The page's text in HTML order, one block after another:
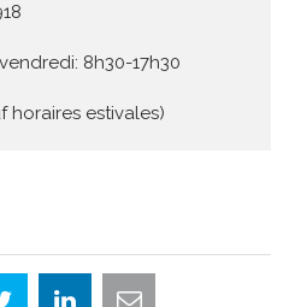
8h30-17h30
horaires estivales)